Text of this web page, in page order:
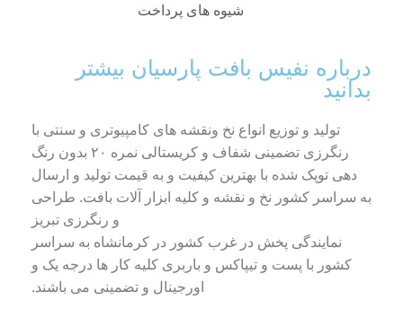
شیوه های پرداخت
درباره نفیس بافت پارسیان بیشتر
بدانید
تولید و توزیع انواع نخ ونقشه های کامپیوتری و سنتی با
رنگرزی تضمینی شفاف و کریستالی نمره ۲۰ بدون رنگ
دهی توپک شده با بهترین کیفیت و به قیمت تولید و ارسال
به سراسر کشور نخ و نقشه و کلیه ابزار آلات بافت. طراحی
و رنگرزی تبریز
نمایندگی پخش در غرب کشور در کرمانشاه به سراسر
کشور با پست و تیپاکس و باربری کلیه کار ها درجه یک و
اورجینال و تضمینی می باشند.